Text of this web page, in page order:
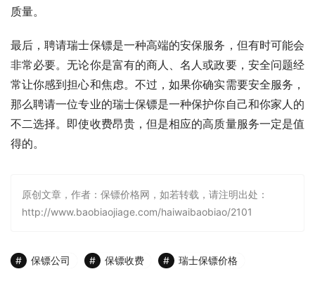
质量。
最后，聘请瑞士保镖是一种高端的安保服务，但有时可能会
非常必要。无论你是富有的商人、名人或政要，安全问题经
常让你感到担心和焦虑。不过，如果你确实需要安全服务，
那么聘请一位专业的瑞士保镖是一种保护你自己和你家人的
不二选择。即使收费昂贵，但是相应的高质量服务一定是值
得的。
原创文章，作者：保镖价格网，如若转载，请注明出处：
http://www.baobiaojiage.com/haiwaibaobiao/2101
保镖公司 保镖收费 瑞士保镖价格